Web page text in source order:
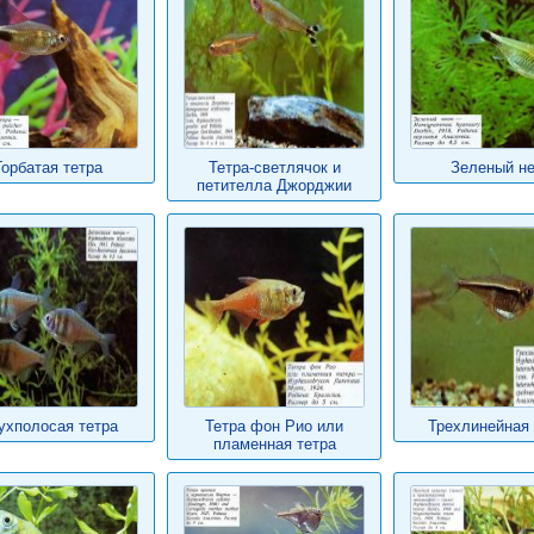
тетра
Тетра-светлячок и
петителла Джорджии
Зеленый
тетра
Тетра фон Рио или
пламенная тетра
Трехлинейная